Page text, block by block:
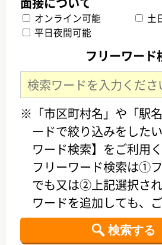
オンライン可能
土
平日夜間可能
フリーワード
※「市区町村名」や「駅
ードで絞り込みをした
ワード検索】をご利用く
フリーワード検索は①
でも又は②上記選択さ
ワードを追加しても、